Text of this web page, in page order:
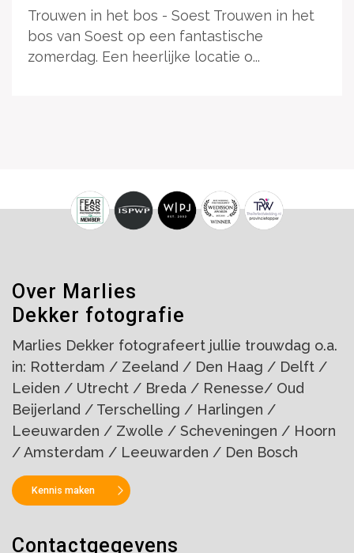
Trouwen in het bos - Soest Trouwen in het
bos van Soest op een fantastische
zomerdag. Een heerlijke locatie o...
Over Marlies
Dekker fotografie
Marlies Dekker fotografeert jullie trouwdag o.a.
in: Rotterdam / Zeeland / Den Haag / Delft /
Leiden / Utrecht / Breda / Renesse/ Oud
Beijerland / Terschelling / Harlingen /
Leeuwarden / Zwolle / Scheveningen / Hoorn
/ Amsterdam / Leeuwarden / Den Bosch
Kennis maken
Contactgegevens